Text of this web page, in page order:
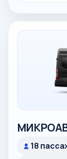
18